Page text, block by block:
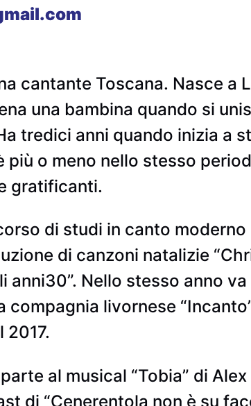
cantante Toscana. Nasce a
una bambina quando si
tredici anni quando inizia a
più o meno nello stesso
gratificanti.
di studi in canto
di canzoni natalizie
anni30”. Nello stesso anno
compagnia livornese
al musical “Tobia” di
di “Cenerentola non è su